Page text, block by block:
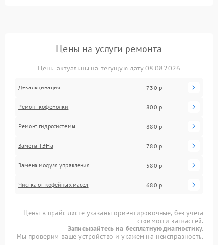
Цены на услуги ремонта
Цены актуальны на текущую дату 08.08.2026
Декальцинация 730 р
Ремонт кофемолки 800 р
Ремонт гидросистемы 880 р
Замена ТЭНа 780 р
Замена модуля управления 580 р
Чистка от кофейных масел 680 р
Цены в прайс-листе указаны ориентировочные, без учета
стоимости запчастей.
Записывайтесь на бесплатную диагностику.
Мы проверим ваше устройство и укажем на неисправность.